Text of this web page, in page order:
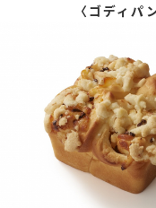
〈ゴディパ